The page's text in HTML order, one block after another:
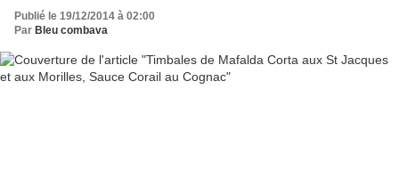
Publié le 19/12/2014 à 02:00
Par Bleu combava